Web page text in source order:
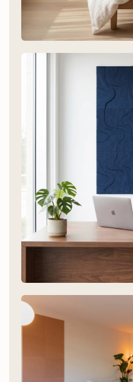
Minimalistisch /
Sadé collectie - sand,
Maya collectie - navy,